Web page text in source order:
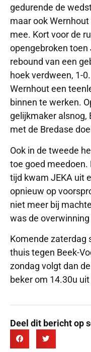
gedurende de
maar ook
mee. Kort voor de
opengebroken toen
rebound van een
hoek verdween, 1-
Wernhout een
binnen te werken.
gelijkmaker alsnog,
met de Bredase
Ook in de tweede
toe goed meedoen.
tijd kwam JEKA uit
opnieuw op
niet meer bij
was de
Komende zaterdag
thuis tegen Beek-
zondag volgt dan
beker om 14.30u
Deel dit bericht op